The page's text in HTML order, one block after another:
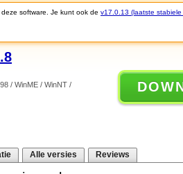
software. Je kunt ook de v17.0.13 (laatste stabiele
/ WinME / WinNT /
Alle versies Reviews